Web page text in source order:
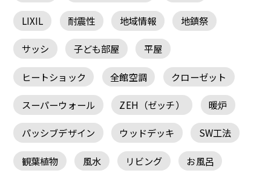
LIXIL 耐震性 地域情報 地鎮祭
サッシ 子ども部屋 平屋
ヒートショック 全館空調 クローゼット
スーパーウォール ZEH（ゼッチ） 暖炉
パッシブデザイン ウッドデッキ SW工法
観葉植物 風水 リビング お風呂